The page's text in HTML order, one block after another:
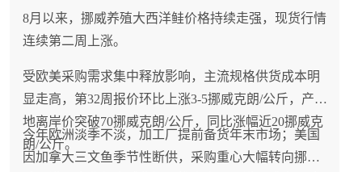
8月以来，挪威养殖大西洋鲑价格持续走强，现货行情
连续第二周上涨。
受欧美采购需求集中释放影响，主流规格供货成本明
显走高，第32周报价环比上涨3-5挪威克朗/公斤，产
地离岸价突破70挪威克朗/公斤，同比涨幅近20挪威克
朗/公斤。
今年欧洲淡季不淡，加工厂提前备货年末市场；美国
因加拿大三文鱼季节性断供，采购重心大幅转向挪